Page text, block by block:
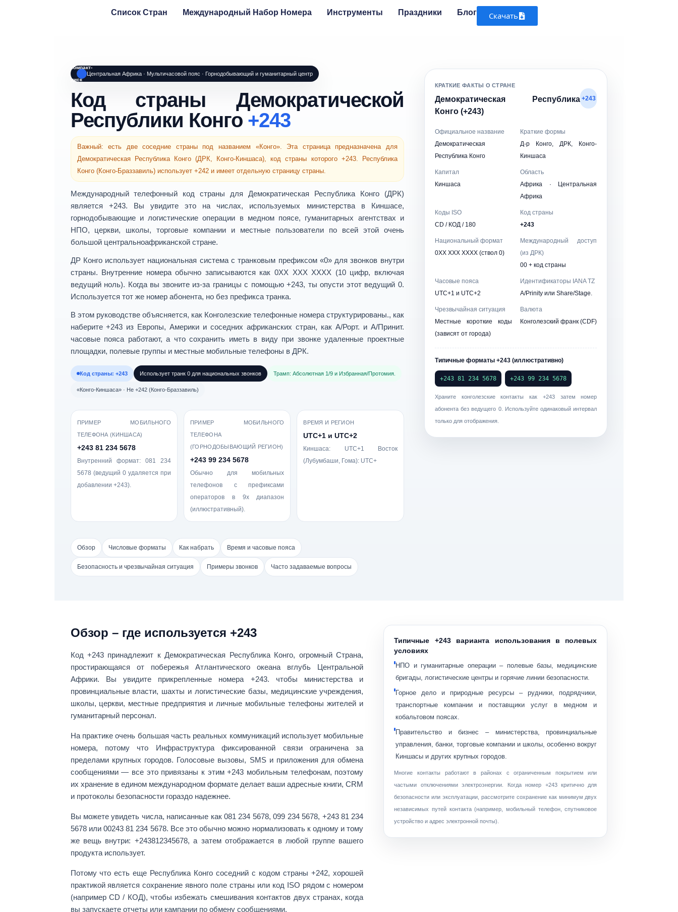
Список Стран Международный Набор Номера Инструменты Праздники Блог Скачать
компакт-
диск
Центральная Африка · Мультичасовой пояс · Горнодобывающий и гуманитарный центр
Код страны Демократической
Республики Конго +243
Важный: есть две соседние страны под названием «Конго». Эта страница предназначена для
Демократическая Республика Конго (ДРК, Конго-Киншаса), код страны которого +243.
Республика
Конго (Конго-Браззавиль)использует +242и имеет отдельную страницу страны.
Международный телефонный код страны дляДемократическая Республика Конго (ДРК)
является +243. Вы увидите это на числах, используемых министерства в Киншасе,
горнодобывающие и логистические операции в медном поясе, гуманитарных агентствах и
НПО, церкви, школы, торговые компании и местные пользователи по всей этой очень
большой центральноафриканской стране.
ДР Конго использует национальная система с транковым префиксом «0»для звонков внутри
страны. Внутренние номера обычно записываются как 0ХХ ХХХ ХХХХ (10 цифр, включая
ведущий ноль). Когда вы звоните из-за границы с помощью+243, тыопусти этот ведущий 0.
Используется тот же номер абонента, но без префикса транка.
В этом руководстве объясняется, как Конголезские телефонные номера структурированы., как
наберите +243 из Европы, Америки и соседних африканских стран, как А/Рорт. и А/Принит.
часовые пояса работают, а что сохранить иметь в виду при звонкеудаленные проектные
площадки, полевые группы и местные мобильные телефоны в ДРК.
Код страны: +243 Использует транк 0 для национальных звонков Трамп: Абсолютная 1/9 и Избранная/Протомия.
«Конго-Киншаса» · Не +242 (Конго-Браззавиль)
ПРИМЕР МОБИЛЬНОГО
ТЕЛЕФОНА (КИНШАСА)
+243 81 234 5678
Внутренний формат: 081 234
5678 (ведущий 0 удаляется при
добавлении +243).
ПРИМЕР МОБИЛЬНОГО
ТЕЛЕФОНА
(ГОРНОДОБЫВАЮЩИЙ РЕГИОН)
+243 99 234 5678
Обычно для мобильных
телефонов с префиксами
операторов в 9xдиапазон
(иллюстративный).
ВРЕМЯ И РЕГИОН
UTC+1 и UTC+2
Киншаса: UTC+1 Восток
(Лубумбаши, Гома): UTC+
Обзор Числовые форматы Как набрать Время и часовые пояса
Безопасность и чрезвычайная ситуация Примеры звонков Часто задаваемые вопросы
КРАТКИЕ ФАКТЫ О СТРАНЕ
Демократическая Республика
Конго (+243)
+243
Официальное название
Демократическая
Республика Конго
Краткие формы
Д-р Конго, ДРК, Конго-
Киншаса
Капитал
Киншаса
Область
Африка · Центральная
Африка
Коды ISO
CD / КОД / 180
Код страны
+243
Национальный формат
0XX XXX XXXX (ствол 0)
Международный доступ
(из ДРК)
00 + код страны
Часовые пояса
UTC+1 и UTC+2
Идентификаторы IANA TZ
A/Prinity или Share/Stage.
Чрезвычайная ситуация
Местные короткие коды
(зависят от города)
Валюта
Конголезский франк (CDF)
Типичные форматы +243 (иллюстративно)
+243 81 234 5678 +243 99 234 5678
Храните конголезские контакты как +243затем номер
абонентабез ведущего 0. Используйте одинаковый интервал
только для отображения.
Обзор – где используется +243
Код +243 принадлежит кДемократическая Республика Конго, огромный Страна,
простирающаяся от побережья Атлантического океана вглубь Центральной
Африки. Вы увидите прикрепленные номера +243. чтобы министерства и
провинциальные власти, шахты и логистические базы, медицинские учреждения,
школы, церкви, местные предприятия и личные мобильные телефоны жителей и
гуманитарный персонал.
На практике очень большая часть реальных коммуникаций использует мобильные
номера, потому что Инфраструктура фиксированной связи ограничена за
пределами крупных городов. Голосовые вызовы, SMS и приложения для обмена
сообщениями — все это привязаны к этим +243 мобильным телефонам, поэтому
их хранение в едином международном формате делает ваши адресные книги, CRM
и протоколы безопасности гораздо надежнее.
Вы можете увидеть числа, написанные как081 234 5678,099 234 5678, +243 81 234
5678или 00243 81 234 5678. Все это обычно можно нормализовать к одному и тому
же вещь внутри: +243812345678, а затем отображается в любой группе вашего
продукта использует.
Потому что есть еще Республика Конго соседний с кодом страны+242, хорошей
практикой является сохранение явного поле страны или код ISO рядом с номером
(например CD / КОД), чтобы избежать смешивания контактов двух странах, когда
вы запускаете отчеты или кампании по обмену сообщениями.
Типичные +243 варианта использования в полевых
условиях
НПО и гуманитарные операции– полевые базы, медицинские
бригады, логистические центры и горячие линии безопасности.
Горное дело и природные ресурсы– рудники, подрядчики,
транспортные компании и поставщики услуг в медном и
кобальтовом поясах.
Правительство и бизнес – министерства, провинциальные
управления, банки, торговые компании и школы, особенно вокруг
Киншасы и других крупных городов.
Многие контакты работают в районах с ограниченным покрытием или
частыми отключениями электроэнергии. Когда номер +243 критично для
безопасности или эксплуатации, рассмотрите сохранение как минимум двух
независимых путей контакта(например, мобильный телефон, спутниковое
устройство и адрес электронной почты).